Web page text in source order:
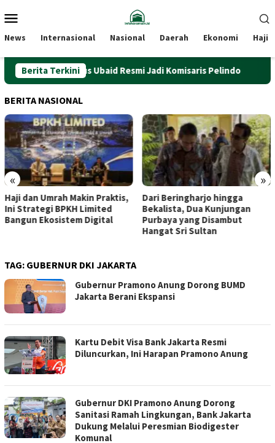
ke
Mobile
News Internasional Nasional Daerah Ekonomi Haji
Berita Terkini​Gus Ubaid Resmi Jadi Komisaris Pelindo
BERITA NASIONAL
« »
Dari Beringharjo hingga
Bekalista, Dua Kunjungan
Purbaya yang Disambut
Sambut 5 Abad, Rano Karno
Apresiasi Bank Jakarta
Dukung Anugerah Jurnalistik
MHT 2026
TAG: GUBERNUR DKI JAKARTA
Gubernur Pramono Anung Dorong BUMD
Jakarta Berani Ekspansi
Kartu Debit Visa Bank Jakarta Resmi
Diluncurkan, Ini Harapan Pramono Anung
Gubernur DKI Pramono Anung Dorong
Sanitasi Ramah Lingkungan, Bank Jakarta
Dukung Melalui Peresmian Biodigester
Komunal